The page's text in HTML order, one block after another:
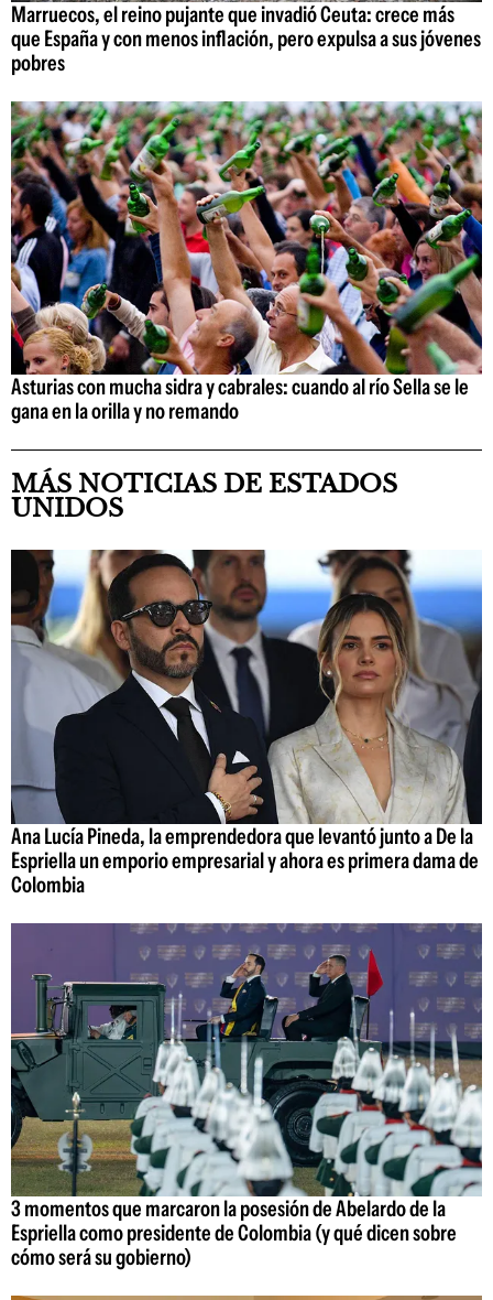
Marruecos, el reino pujante que invadió Ceuta: crece más
que España y con menos inflación, pero expulsa a sus jóvenes
pobres
Asturias con mucha sidra y cabrales: cuando al río Sella se le
gana en la orilla y no remando
MÁS NOTICIAS DE ESTADOS
UNIDOS
Ana Lucía Pineda, la emprendedora que levantó junto a De la
Espriella un emporio empresarial y ahora es primera dama de
Colombia
3 momentos que marcaron la posesión de Abelardo de la
Espriella como presidente de Colombia (y qué dicen sobre
cómo será su gobierno)